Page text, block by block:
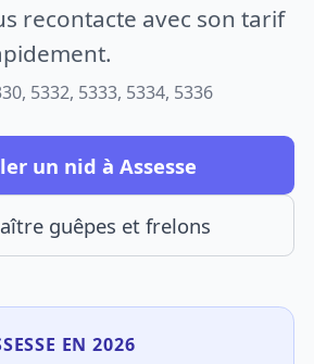
recontacte avec son tarif
5332, 5333, 5334, 5336
un nid à Assesse
guêpes et frelons
EN 2026